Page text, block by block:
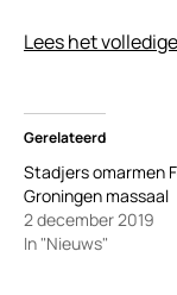
Lees het
Gerelateerd
Stadjers omarmen
Groningen massaal
2 december 2019
In "Nieuws"